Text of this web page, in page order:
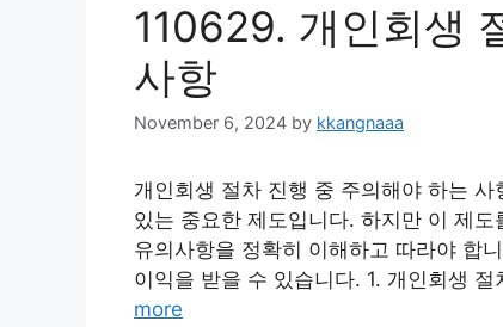
110629. 개인회생
사항
November 6, 2024 by kkangnaaa
개인회생 절차 진행 중 주의해야 하는
있는 중요한 제도입니다. 하지만 이 제
유의사항을 정확히 이해하고 따라야 합
이익을 받을 수 있습니다. 1. 개인회생
more